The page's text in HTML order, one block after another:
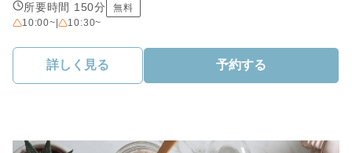
所要時間 150分
無料
10:00~| 10:30~
詳しく見る 予約する